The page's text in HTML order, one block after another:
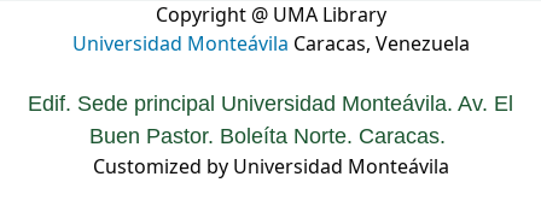
Copyright @ UMA Library
Universidad Monteávila Caracas, Venezuela
Edif. Sede principal Universidad Monteávila. Av. El
Buen Pastor. Boleíta Norte. Caracas.
Customized by Universidad Monteávila